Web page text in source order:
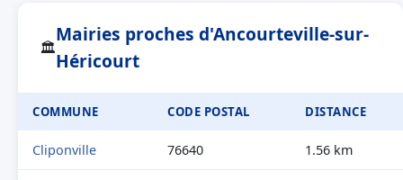
🏛
Mairies proches d'Ancourteville-sur-
Héricourt
COMMUNE CODE POSTAL DISTANCE
Cliponville 76640 1.56 km